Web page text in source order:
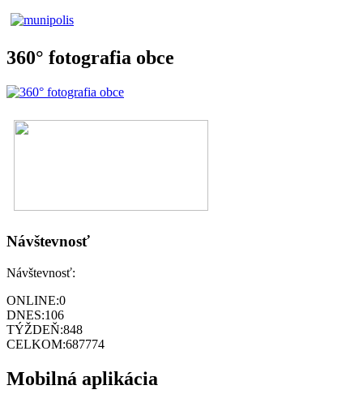
360° fotografia obce
Návštevnosť
Návštevnosť:
ONLINE:0
DNES:106
TÝŽDEŇ:848
CELKOM:687774
Mobilná aplikácia